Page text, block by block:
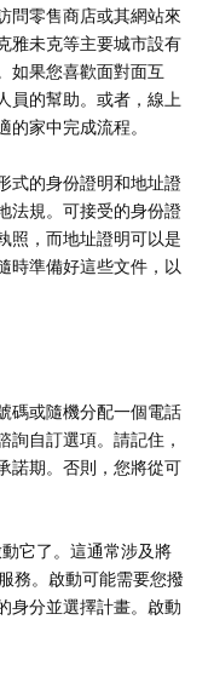
問零售商店或其網站來
雅未克等主要城市設有
如果您喜歡面對面互
員的幫助。或者，線上
家中完成流程。
式的身份證明和地址證
法規。可接受的身份證
照，而地址證明可以是
時準備好這些文件，以
碼或隨機分配一個電話
自訂選項。請記住，
諾期。否則，您將從可
它了。這通常涉及將
務。啟動可能需要您撥
身分並選擇計畫。啟動